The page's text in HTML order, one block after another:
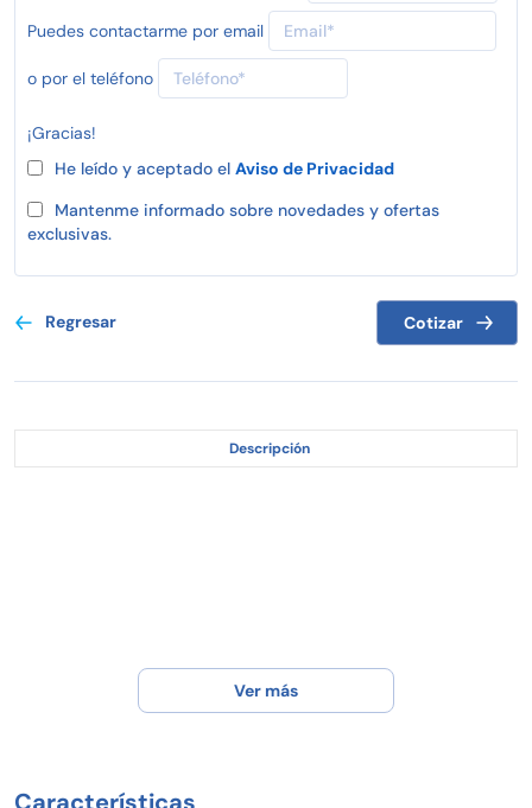
Puedes contactarme por email
o por el teléfono
¡Gracias!
He leído y aceptado el Aviso de Privacidad
Mantenme informado sobre novedades y ofertas
exclusivas.
Regresar Cotizar
Descripción
Ver más
Características